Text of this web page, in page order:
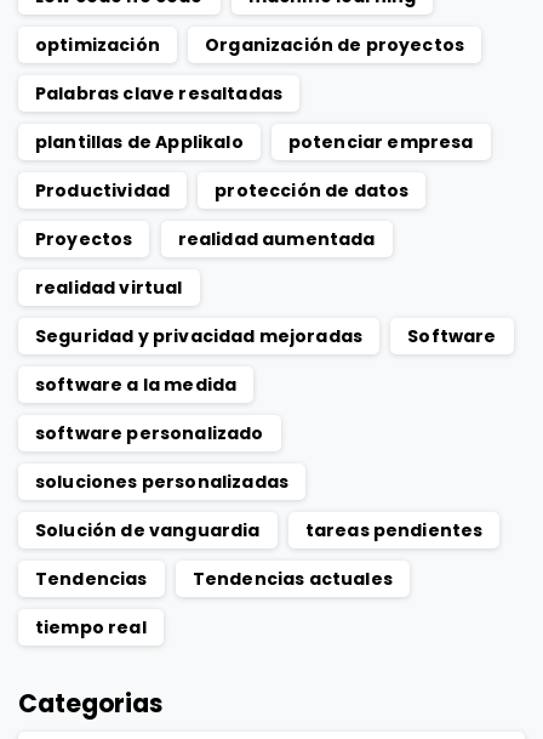
optimización
Organización de proyectos
Palabras clave resaltadas
plantillas de Applikalo
potenciar empresa
Productividad
protección de datos
Proyectos
realidad aumentada
realidad virtual
Seguridad y privacidad mejoradas
Software
software a la medida
software personalizado
soluciones personalizadas
Solución de vanguardia
tareas pendientes
Tendencias
Tendencias actuales
tiempo real
Categorias